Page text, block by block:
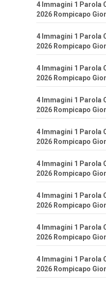
4 Immagini 1 Parola
2026 Rompicapo
4 Immagini 1 Parola
2026 Rompicapo
4 Immagini 1 Parola
2026 Rompicapo
4 Immagini 1 Parola
2026 Rompicapo
4 Immagini 1 Parola
2026 Rompicapo
4 Immagini 1 Parola
2026 Rompicapo
4 Immagini 1 Parola
2026 Rompicapo
4 Immagini 1 Parola
2026 Rompicapo
4 Immagini 1 Parola
2026 Rompicapo